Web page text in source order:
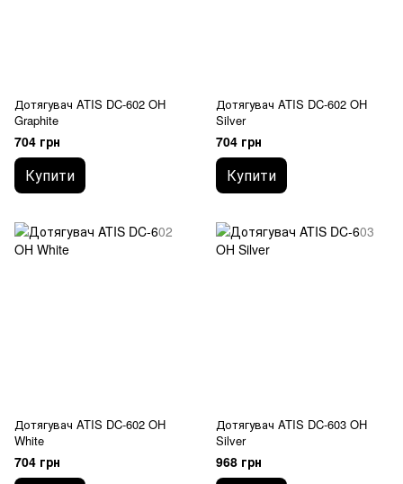
Дотягувач ATIS DC-602 OH
Graphite
704 грн
Купити
Дотягувач ATIS DC-602 OH
Silver
704 грн
Купити
Дотягувач ATIS DC-602 OH
White
704 грн
Дотягувач ATIS DC-603 OH
Silver
968 грн